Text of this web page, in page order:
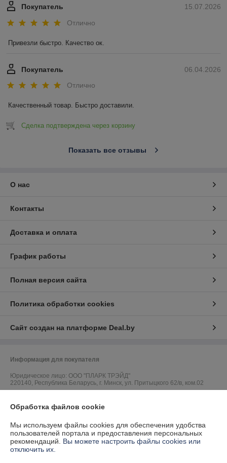
15.07.2026
Покупатель
Отлично
Привезли быстро. Качество ок.
06.04.2026
Покупатель
Отлично
Качественный товар. Быстро доставили.
Сделка подтверждена через корзину
Показать все отзывы
О нас
Контакты
Доставка и оплата
График работы
Полная версия сайта
Политика обработки cookies
Сайт создан на платформе Deal.by
Информация для покупателя
Юридическое лицо: ООО "ПЛАРК ТРЭЙД"
220140, Республика Беларусь, г. Минск, ул. Притыцкого 62/в, ком.02
Регистрационный орган: Администрация Фрунзенского района г.
Минска
Обработка файлов cookie
Мы используем файлы cookies для обеспечения удобства
пользователей портала и предоставления персональных
рекомендаций. Вы можете настроить файлы cookies или
отключить их.